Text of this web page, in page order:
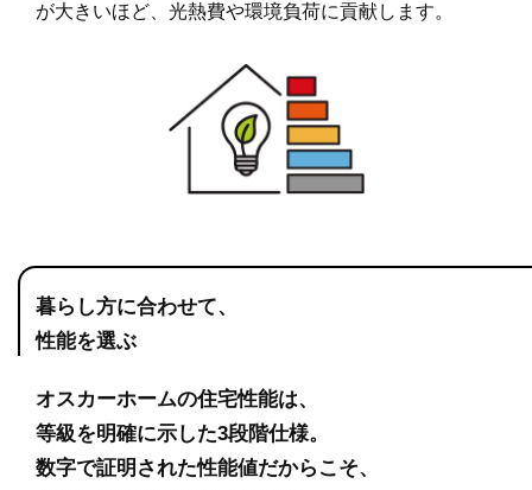
が大きいほど、光熱費や環境負荷に貢献します。
暮らし方に合わせて、
性能を選ぶ
オスカーホームの住宅性能は、
等級を明確に示した3段階仕様。
数字で証明された性能値だからこそ、